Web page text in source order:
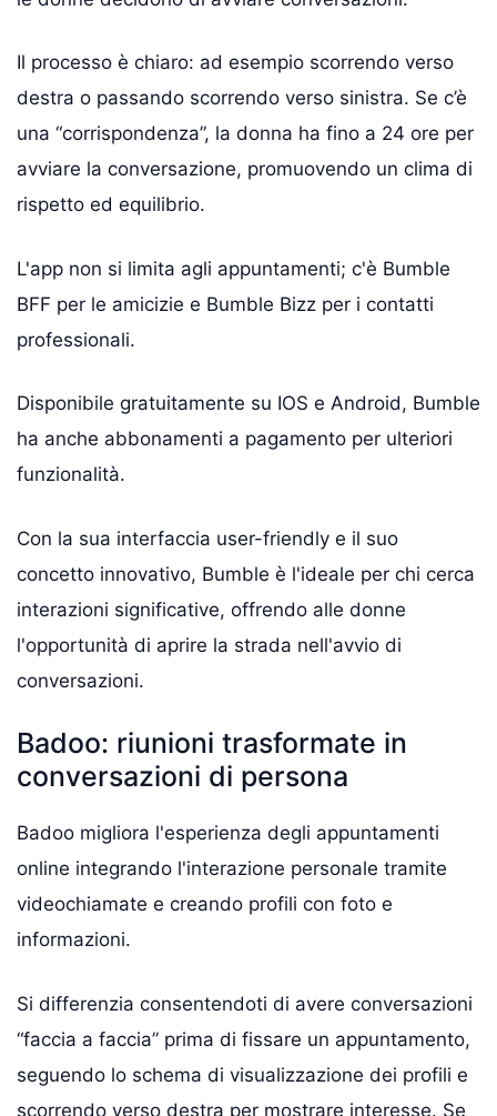
Il processo è chiaro: ad esempio scorrendo verso
destra o passando scorrendo verso sinistra. Se c’è
una “corrispondenza”, la donna ha fino a 24 ore per
avviare la conversazione, promuovendo un clima di
rispetto ed equilibrio.
L'app non si limita agli appuntamenti; c'è Bumble
BFF per le amicizie e Bumble Bizz per i contatti
professionali.
Disponibile gratuitamente su IOS e Android, Bumble
ha anche abbonamenti a pagamento per ulteriori
funzionalità.
Con la sua interfaccia user-friendly e il suo
concetto innovativo, Bumble è l'ideale per chi cerca
interazioni significative, offrendo alle donne
l'opportunità di aprire la strada nell'avvio di
conversazioni.
Badoo: riunioni trasformate in
conversazioni di persona
Badoo migliora l'esperienza degli appuntamenti
online integrando l'interazione personale tramite
videochiamate e creando profili con foto e
informazioni.
Si differenzia consentendoti di avere conversazioni
“faccia a faccia” prima di fissare un appuntamento,
seguendo lo schema di visualizzazione dei profili e
scorrendo verso destra per mostrare interesse. Se